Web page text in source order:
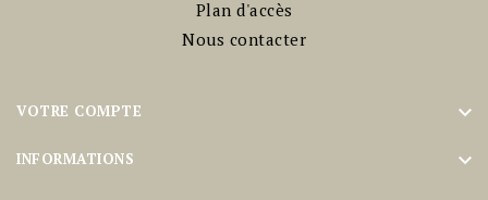
Plan d'accès
Nous contacter
VOTRE COMPTE 
INFORMATIONS 